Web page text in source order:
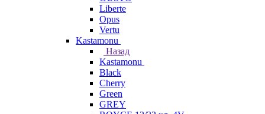
Liberte
Opus
Vertu
Kastamonu
Назад
Kastamonu
Black
Cherry
Green
GREY